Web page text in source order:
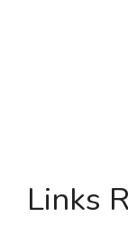
Links